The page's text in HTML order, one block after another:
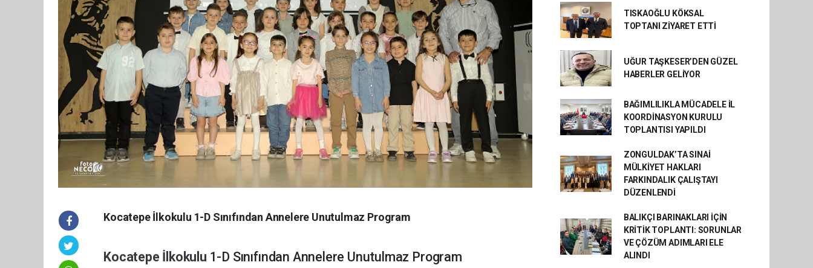
Kocatepe İlkokulu 1-D Sınıfından Annelere Unutulmaz Program
Kocatepe İlkokulu 1-D Sınıfından Annelere Unutulmaz Program
TISKAOĞLU KÖKSAL
TOPTANI ZİYARET ETTİ
UĞUR TAŞKESER’DEN GÜZEL
HABERLER GELİYOR
BAĞIMLILIKLA MÜCADELE İL
KOORDİNASYON KURULU
TOPLANTISI YAPILDI
ZONGULDAK’TA SINAİ
MÜLKİYET HAKLARI
FARKINDALIK ÇALIŞTAYI
DÜZENLENDİ
BALIKÇI BARINAKLARI İÇİN
KRİTİK TOPLANTI: SORUNLAR
VE ÇÖZÜM ADIMLARI ELE
ALINDI